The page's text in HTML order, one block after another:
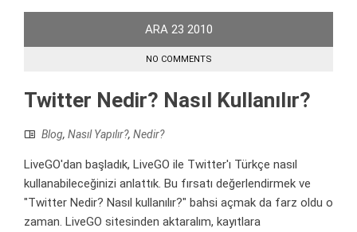
ARA 23 2010
NO COMMENTS
Twitter Nedir? Nasıl Kullanılır?
Blog, Nasıl Yapılır?, Nedir?
LiveGO'dan başladık, LiveGO ile Twitter'ı Türkçe nasıl
kullanabileceğinizi anlattık. Bu fırsatı değerlendirmek ve
"Twitter Nedir? Nasıl kullanılır?" bahsi açmak da farz oldu o
zaman. LiveGO sitesinden aktaralım, kayıtlara